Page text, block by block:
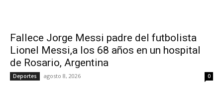
Fallece Jorge Messi padre del futbolista
Lionel Messi,a los 68 años en un hospital
de Rosario, Argentina
Deportes agosto 8, 2026 0